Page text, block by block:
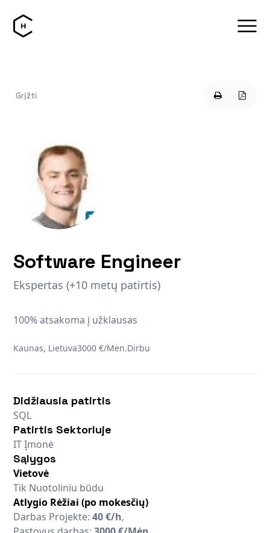
Grįžti
Software Engineer
Ekspertas (+10 metų patirtis)
100% atsakoma į užklausas
Kaunas, Lietuva3000 €/Mėn.Dirbu
Didžiausia patirtis
SQL
Patirtis Sektoriuje
IT Įmonė
Sąlygos
Vietovė
Tik Nuotoliniu būdu
Atlygio Rėžiai (po mokesčių)
Darbas Projekte:40 €/h,